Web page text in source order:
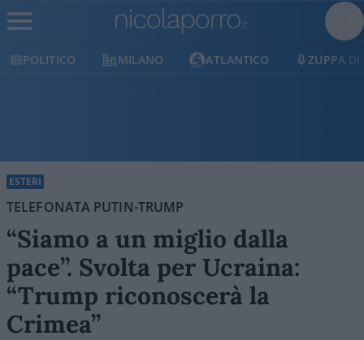
POLITICO MILANO ATLANTICO ZUPPA DI
ESTERI
TELEFONATA PUTIN-TRUMP
“Siamo a un miglio dalla
pace”. Svolta per Ucraina:
“Trump riconoscerà la
Crimea”